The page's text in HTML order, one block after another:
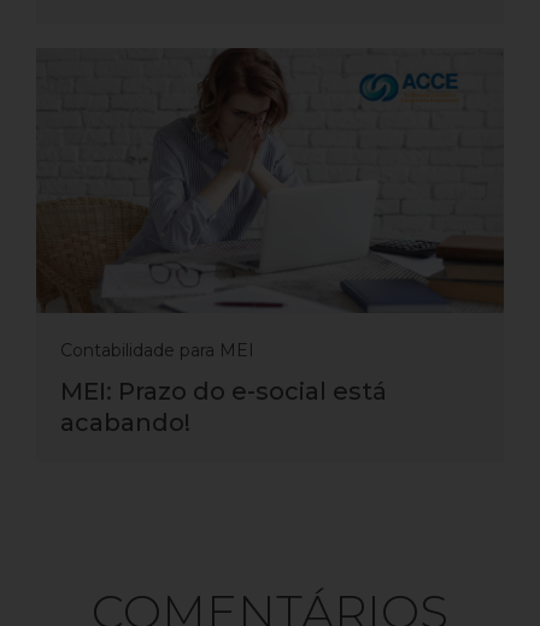
Contabilidade para MEI
MEI: Prazo do e-social está
acabando!
COMENTÁRIOS